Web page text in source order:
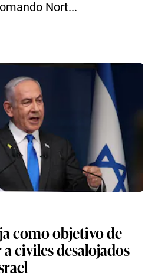
Nort...
como objetivo de
civiles desalojados